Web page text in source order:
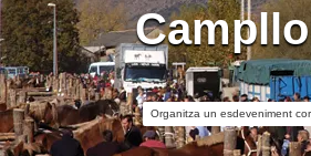
Organitza un esdeveniment